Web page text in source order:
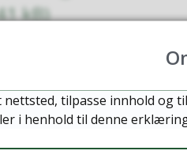
kB)
tilpasse innhold og
i henhold til denne